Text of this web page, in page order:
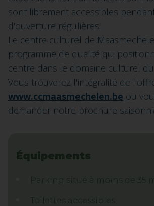
sont librement accessibles
d'ouverture régulières.
Le centre culturel de
programme de qualité qui
centre dans le domaine culturel
Vous trouverez l'intégralité de
www.ccmaasmechelen.be ou
demander notre brochure
Équipements
Parking situé à moins de 35
Toilettes accessibles